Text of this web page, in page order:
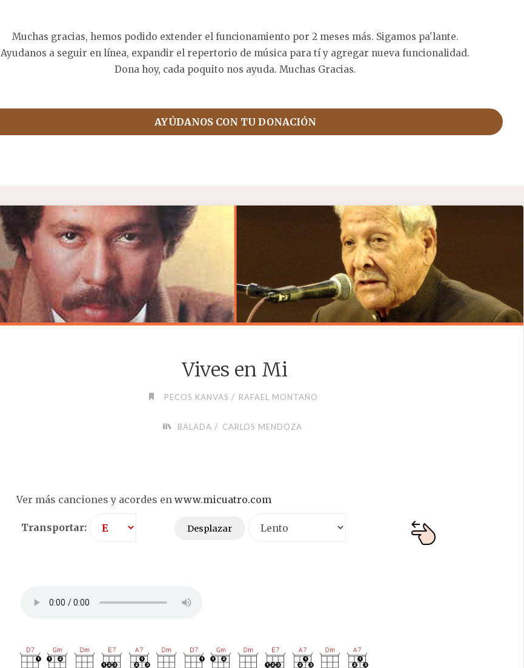
Muchas gracias, hemos podido extender el funcionamiento por 2 meses más. Sigamos pa'lante.
Ayudanos a seguir en línea, expandir el repertorio de música para tí y agregar nueva funcionalidad.
Dona hoy, cada poquito nos ayuda. Muchas Gracias.
AYÚDANOS CON TU DONACIÓN
Vives en Mi
PECOS KANVAS / RAFAEL MONTAÑO
BALADA / CARLOS MENDOZA
Ver más canciones y acordes en www.micuatro.com
Transportar: Desplazar